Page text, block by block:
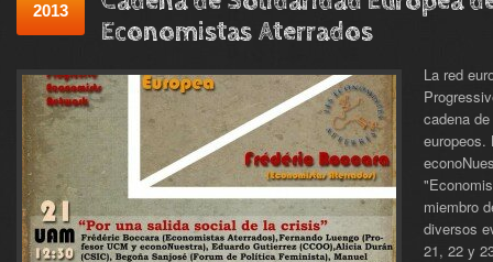
2013
Economistas Aterrados
La red
cadena
europeos.
miembro
diversos
21, 22 y